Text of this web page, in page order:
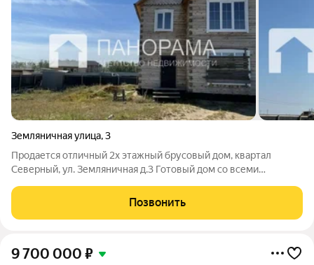
Земляничная улица,3
Продается отличный 2х этажный брусовый дом, квартал
Северный, ул. Земляничная д.3 Готовый дом со всеми
Местность "Ус Хатын" в пешей доступности. Оклад Лафет,
Электричество 3х фазка, Газ (котел
Позвонить
9 700 000 ₽